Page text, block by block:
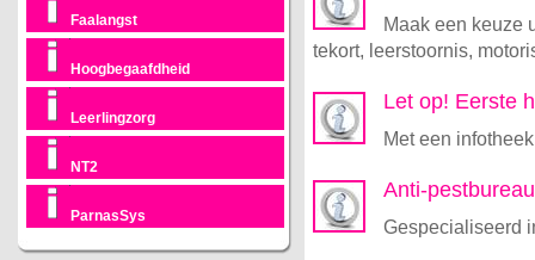
Faalangst
Hoogbegaafdheid
Leerlingzorg
NT2
ParnasSys
Maak een keuze
tekort, leerstoornis,
Let op! Eerste
Met een
Anti-
Gespecialiseerd